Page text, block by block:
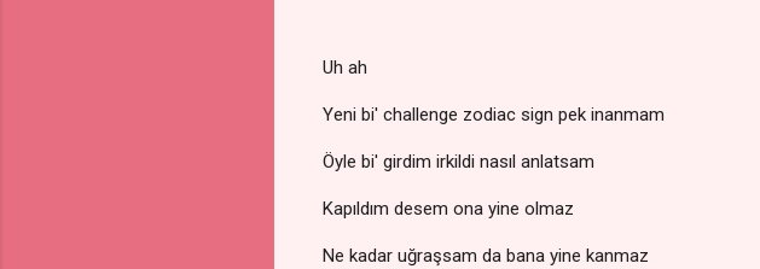
Uh ah
Yeni bi' challenge zodiac sign pek inanmam
Öyle bi' girdim irkildi nasıl anlatsam
Kapıldım desem ona yine olmaz
Ne kadar uğraşsam da bana yine kanmaz